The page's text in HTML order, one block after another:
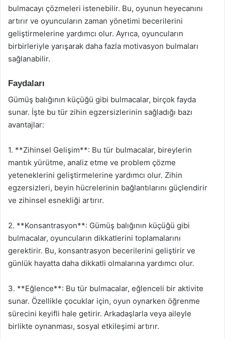
bulmacayı çözmeleri istenebilir. Bu, oyunun heyecanını
artırır ve oyuncuların zaman yönetimi becerilerini
geliştirmelerine yardımcı olur. Ayrıca, oyuncuların
birbirleriyle yarışarak daha fazla motivasyon bulmaları
sağlanabilir.
Faydaları
Gümüş balığının küçüğü gibi bulmacalar, birçok fayda
sunar. İşte bu tür zihin egzersizlerinin sağladığı bazı
avantajlar:
1. **Zihinsel Gelişim**: Bu tür bulmacalar, bireylerin
mantık yürütme, analiz etme ve problem çözme
yeteneklerini geliştirmelerine yardımcı olur. Zihin
egzersizleri, beyin hücrelerinin bağlantılarını güçlendirir
ve zihinsel esnekliği artırır.
2. **Konsantrasyon**: Gümüş balığının küçüğü gibi
bulmacalar, oyuncuların dikkatlerini toplamalarını
gerektirir. Bu, konsantrasyon becerilerini geliştirir ve
günlük hayatta daha dikkatli olmalarına yardımcı olur.
3. **Eğlence**: Bu tür bulmacalar, eğlenceli bir aktivite
sunar. Özellikle çocuklar için, oyun oynarken öğrenme
sürecini keyifli hale getirir. Arkadaşlarla veya aileyle
birlikte oynanması, sosyal etkileşimi artırır.